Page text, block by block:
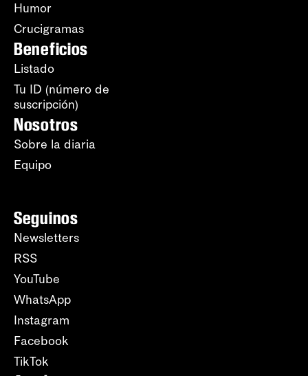
Humor
Crucigramas
Beneficios
Listado
Tu ID (número de
suscripción)
Nosotros
Sobre la diaria
Equipo
Seguinos
Newsletters
RSS
YouTube
WhatsApp
Instagram
Facebook
TikTok